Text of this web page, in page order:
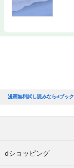
漫画無料試し読みならdブック
dショッピング